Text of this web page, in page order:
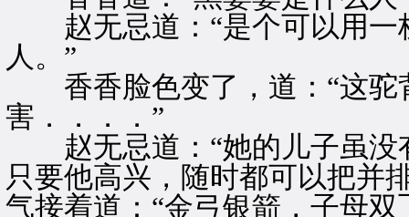
赵无忌道：“是个可以用一
人。”
香香脸色变了，道：“这驼
害．．．．”
赵无忌道：“她的儿子虽没
只要他高兴，随时都可以把并
气接着道：“金弓银箭，子母